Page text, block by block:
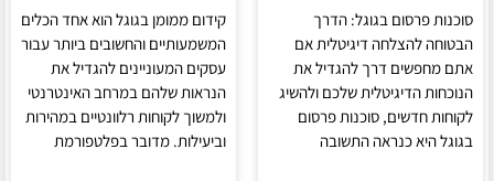
סוכנות פרסום בגוגל: הדרך
הבטוחה להצלחה דיגיטלית אם
אתם מחפשים דרך להגדיל את
הנוכחות הדיגיטלית שלכם ולהשיג
לקוחות חדשים, סוכנות פרסום
בגוגל היא כנראה התשובה
קידום ממומן בגוגל הוא אחד הכלים
המשמעותיים והחשובים ביותר עבור
עסקים המעוניינים להגדיל את
הנראות שלהם במרחב האינטרנטי
ולמשוך לקוחות רלוונטיים במהירות
וביעילות. מדובר בפלטפורמת